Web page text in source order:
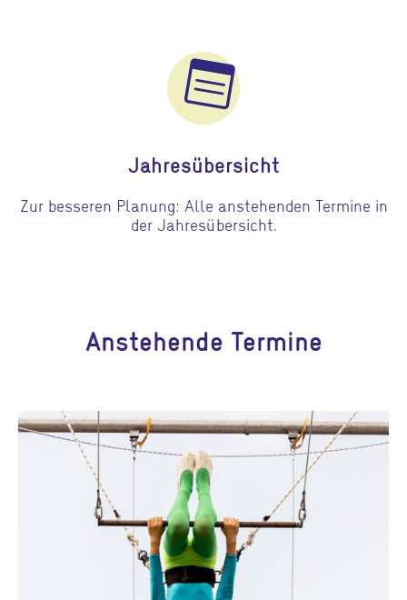
Gehe zu Jahresübersicht
Jahresübersicht
Zur besseren Planung: Alle anstehenden Termine in
der Jahresübersicht.
Anstehende Termine